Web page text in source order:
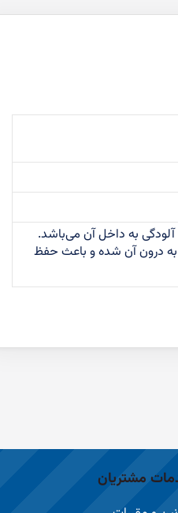
آلودگی به داخل آن می‌باشد.
درون آن شده و باعث حفظ
مشتریان